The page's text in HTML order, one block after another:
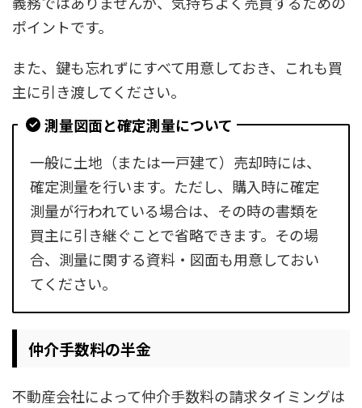
ポイントです。
また、鍵も忘れずにすべて用意しておき、これも買
主に引き渡してください。
測量図面と確定測量について
一般に土地（または一戸建て）売却時には、
確定測量を行います。ただし、購入時に確定
測量が行われている場合は、その時の書類を
買主に引き継ぐことで省略できます。その場
合、測量に関する資料・図面も用意しておい
てください。
仲介手数料の半金
不動産会社によって仲介手数料の請求タイミングは